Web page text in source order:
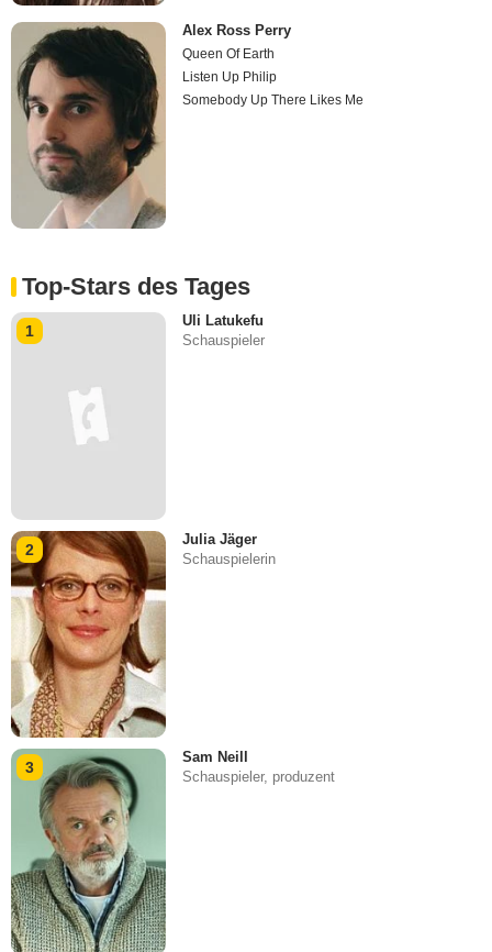
Alex Ross Perry
Queen Of Earth
Listen Up Philip
Somebody Up There Likes Me
Top-Stars des Tages
1
Uli Latukefu
Schauspieler
2
Julia Jäger
Schauspielerin
3
Sam Neill
Schauspieler, produzent